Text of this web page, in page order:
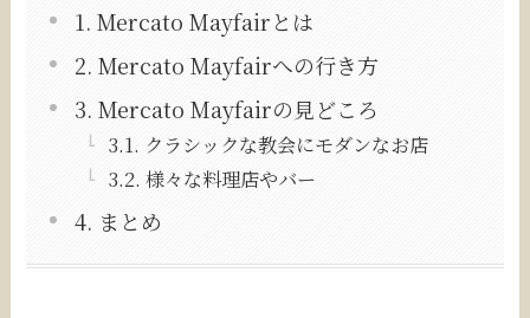
1. Mercato Mayfairとは
2. Mercato Mayfairへの行き方
3. Mercato Mayfairの見どころ
3.1. クラシックな教会にモダンなお店
3.2. 様々な料理店やバー
4. まとめ